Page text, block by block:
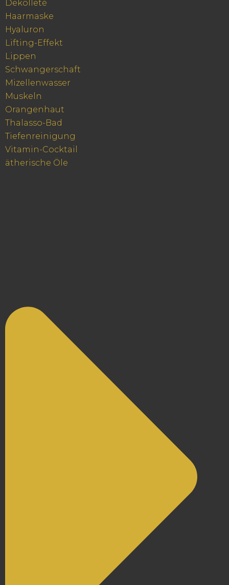
Dekolleté
Haarmaske
Hyaluron
Lifting-Effekt
Lippen
Schwangerschaft
Mizellenwasser
Muskeln
Orangenhaut
Thalasso-Bad
Tiefenreinigung
Vitamin-Cocktail
ätherische Öle